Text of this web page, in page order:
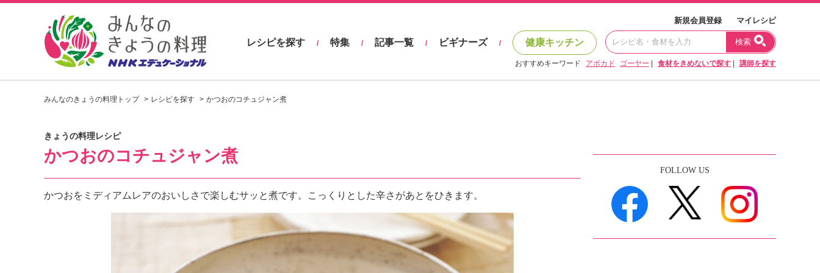
し
ピ
を
見
つ
け
よ
N
新規会員登録 マイレシピ
レシピを探す / 特集 / 記事一覧 / ビギナーズ / 健康キッチン 検索
おすすめキーワード アボカド ゴーヤー 食材をきめないで探す 講師を探す
みんなのきょうの料理トップ レシピを探す かつおのコチュジャン煮
きょうの料理レシピ
かつおのコチュジャン煮
かつおをミディアムレアのおいしさで楽しむサッと煮です。こっくりとした辛さがあとをひきます。
FOLLOW US